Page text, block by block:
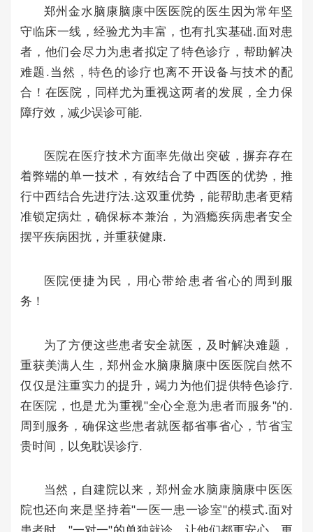
郑州金水脑康脑康中医医院的医生因为常年坚
守临床一线，经验尤为丰富，也有扎实基础.面对患
者，他们会尽力为患者拟定了特色诊疗，帮助解决
难题.当然，特色的诊疗也离不开设备与技术的配
合！在医院，同样尤为重视这两者的发展，全力保
障疗效，减少误诊可能.
医院在医疗技术方面率先做出突破，摒弃存在
着弊端的单一技术，有效结合了中西医的优势，推
行中西结合先进疗法.这双重优势，能帮助患者更精
准锁定病灶，确保标本兼治，为酒瘾疾病患者安全
摆平疾病困扰，并重获健康.
医院便捷为民，用心带给患者省心的周到服
务！
为了方便这些患者安全就医，及时解决难题，
重获美满人生，郑州金水脑康脑康中医医院自然不
仅仅是注重实力的提升，竭力为他们提供特色诊疗.
在医院，也是尤为重视"全心全意为患者而服务"的.
周到服务，确保这些患者就医都省事省心，节省宝
贵时间，以免耽误诊疗.
当然，自建院以来，郑州金水脑康脑康中医医
院也还向来是坚持着"一医一患一诊室"的模式.面对